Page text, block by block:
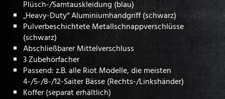
Plüsch-/Samtauskleidung (blau)
„Heavy-Duty“ Aluminiumhandgriff (schwarz)
Pulverbeschichtete Metallschnappverschlüsse
(schwarz)
Abschließbarer Mittelverschluss
3 Zubehörfacher
Passend: z.B. alle Riot Modelle, die meisten
4-/5-/8-/12-Saiter Bässe (Rechts-/Linkshänder)
Koffer (separat erhältlich)